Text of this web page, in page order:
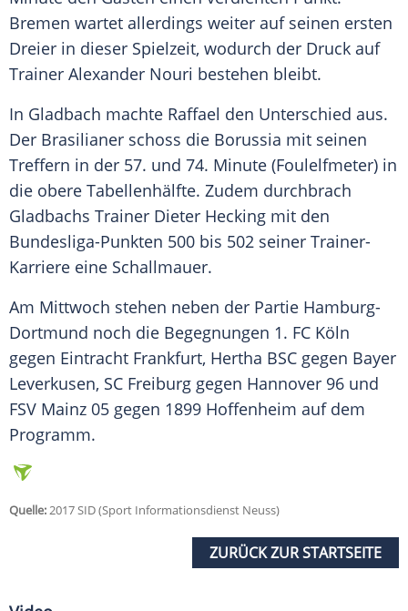
Bremen wartet allerdings weiter auf seinen ersten
Dreier in dieser Spielzeit, wodurch der Druck auf
Trainer Alexander Nouri bestehen bleibt.
In Gladbach machte Raffael den Unterschied aus.
Der Brasilianer schoss die Borussia mit seinen
Treffern in der 57. und 74. Minute (Foulelfmeter) in
die obere Tabellenhälfte. Zudem durchbrach
Gladbachs Trainer Dieter Hecking mit den
Bundesliga-Punkten 500 bis 502 seiner Trainer-
Karriere eine Schallmauer.
Am Mittwoch stehen neben der Partie Hamburg-
Dortmund noch die Begegnungen 1. FC Köln
gegen Eintracht Frankfurt, Hertha BSC gegen Bayer
Leverkusen, SC Freiburg gegen Hannover 96 und
FSV Mainz 05 gegen 1899 Hoffenheim auf dem
Programm.
Quelle:2017 SID (Sport Informationsdienst Neuss)
ZURÜCK ZUR STARTSEITE